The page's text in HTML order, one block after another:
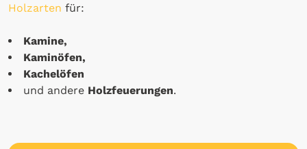
Holzarten für:
Kamine,
Kaminöfen,
Kachelöfen
und andere Holzfeuerungen.